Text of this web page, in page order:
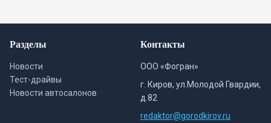
Разделы
Новости
Тест-драйвы
Новости автосалонов
Контакты
ООО «Фогран»
г. Киров, ул.Молодой Гвардии,
д.82
redaktor@gorodkirov.ru